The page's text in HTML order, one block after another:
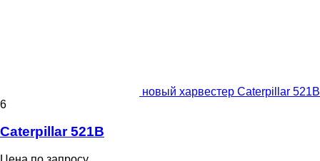
новый харвестер Caterpillar 521B
6
Caterpillar 521B